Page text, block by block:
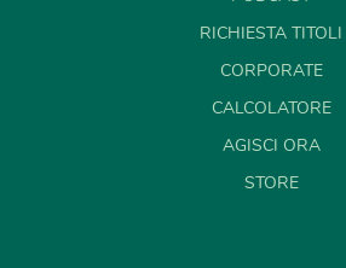
RICHIESTA TITOLI
CORPORATE
CALCOLATORE
AGISCI ORA
STORE